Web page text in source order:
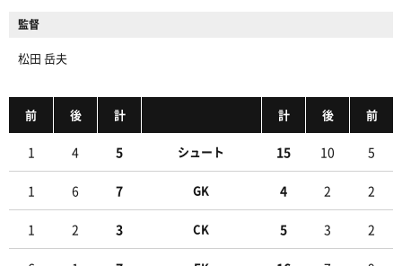
監督
松田 岳夫
前 後 計 計 後 前
1 4 5 シュート 15 10 5
1 6 7 GK 4 2 2
1 2 3 CK 5 3 2